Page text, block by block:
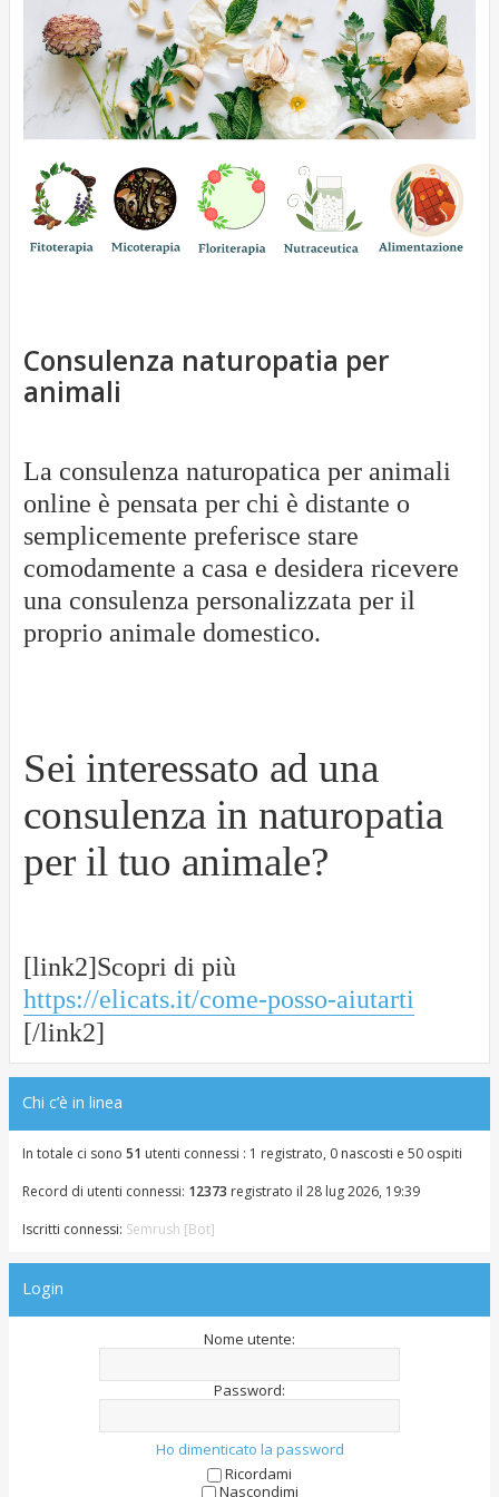
Consulenza naturopatia per
animali
La consulenza naturopatica per animali
online è pensata per chi è distante o
semplicemente preferisce stare
comodamente a casa e desidera ricevere
una consulenza personalizzata per il
proprio animale domestico.
Sei interessato ad una
consulenza in naturopatia
per il tuo animale?
[link2]Scopri di più
https://elicats.it/come-posso-aiutarti
[/link2]
Chi c’è in linea
In totale ci sono 51 utenti connessi : 1 registrato, 0 nascosti e 50 ospiti
Record di utenti connessi: 12373 registrato il 28 lug 2026, 19:39
Iscritti connessi: Semrush [Bot]
Login
Nome utente:
Password:
Ho dimenticato la password
Ricordami
Nascondimi
o